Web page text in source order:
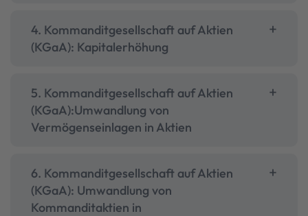
4. Kommanditgesellschaft auf Aktien
(KGaA): Kapitalerhöhung
5. Kommanditgesellschaft auf Aktien
(KGaA):Umwandlung von
Vermögenseinlagen in Aktien
6. Kommanditgesellschaft auf Aktien
(KGaA): Umwandlung von
Kommanditaktien in